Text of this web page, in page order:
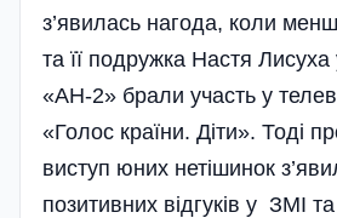
з’явилась нагода, коли
та її подружка Настя Лисуха
«АН-2» брали участь у
«Голос країни. Діти». Тоді
виступ юних нетішинок
позитивних відгуків у ЗМІ